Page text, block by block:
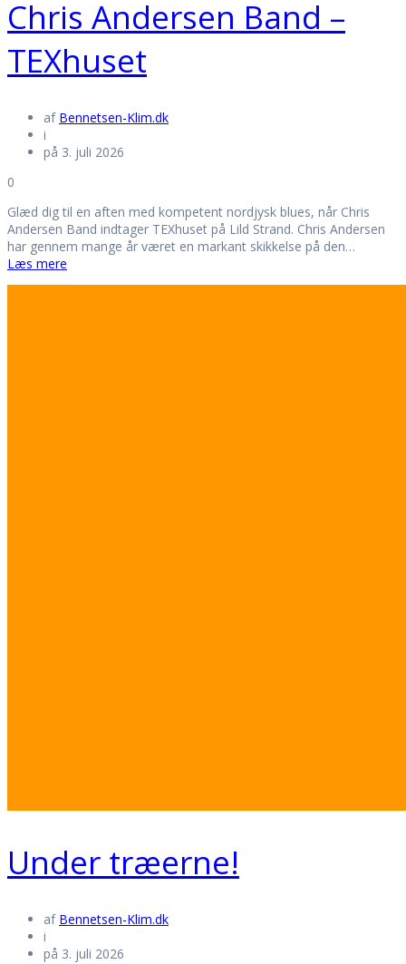
Chris Andersen Band –
TEXhuset
af Bennetsen-Klim.dk
i
på 3. juli 2026
0
Glæd dig til en aften med kompetent nordjysk blues, når Chris
Andersen Band indtager TEXhuset på Lild Strand. Chris Andersen
har gennem mange år været en markant skikkelse på den…
Læs mere
Under træerne!
af Bennetsen-Klim.dk
i
på 3. juli 2026